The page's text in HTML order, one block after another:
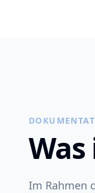
Im Rahmen